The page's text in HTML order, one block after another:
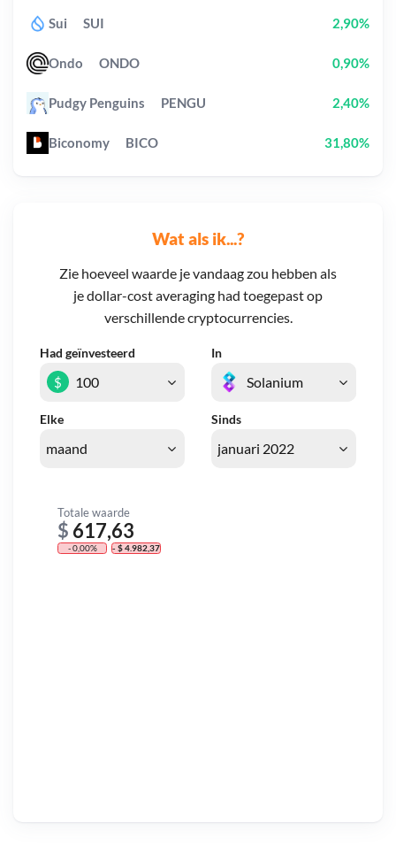
Wat als ik...?
Zie hoeveel waarde je vandaag zou hebben als
je dollar-cost averaging had toegepast op
verschillende cryptocurrencies.
Had geïnvesteerd In
Elke Sinds
$
Totale waarde
$ 617,63
- 0,00% - $ 4.982,37
Sui SUI 2,90%
Ondo ONDO 0,90%
Pudgy Penguins PENGU 2,40%
Biconomy BICO 31,80%